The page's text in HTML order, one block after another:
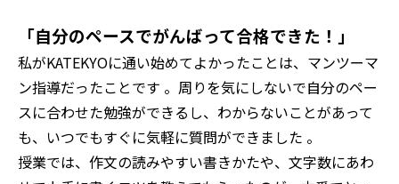
「自分のペースでがんばって合格できた！」
私がKATEKYOに通い始めてよかったことは、マンツーマ
ン指導だったことです 。周りを気にしないで自分のペー
スに合わせた勉強ができるし、わからないことがあって
も、いつでもすぐに気軽に質問ができました 。
授業では、作文の読みやすい書きかたや、文字数にあわ